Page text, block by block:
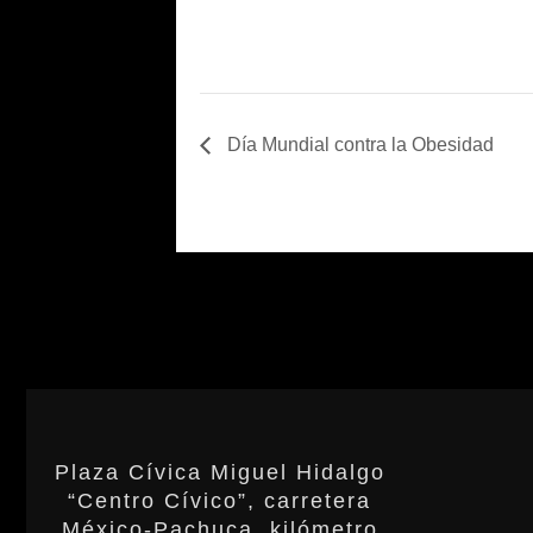
Día Mundial contra la Obesidad
Plaza Cívica Miguel Hidalgo
“Centro Cívico”, carretera